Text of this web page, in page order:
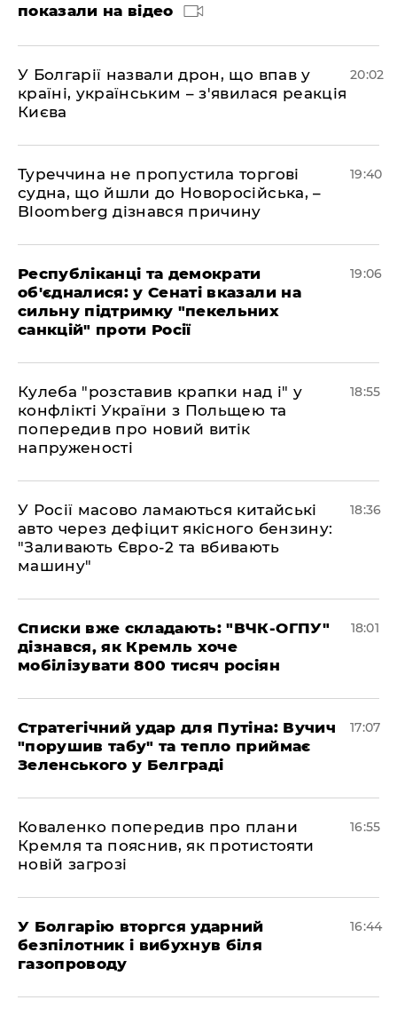
показали на відео
У Болгарії назвали дрон, що впав у
країні, українським – з'явилася реакція
Києва
20:02
Туреччина не пропустила торгові
судна, що йшли до Новоросійська, –
Bloomberg дізнався причину
19:40
Республіканці та демократи
об'єдналися: у Сенаті вказали на
сильну підтримку "пекельних
санкцій" проти Росії
19:06
Кулеба "розставив крапки над і" у
конфлікті України з Польщею та
попередив про новий витік
напруженості
18:55
У Росії масово ламаються китайські
авто через дефіцит якісного бензину:
"Заливають Євро-2 та вбивають
машину"
18:36
Списки вже складають: "ВЧК-ОГПУ"
дізнався, як Кремль хоче
мобілізувати 800 тисяч росіян
18:01
Стратегічний удар для Путіна: Вучич
"порушив табу" та тепло приймає
Зеленського у Белграді
17:07
Коваленко попередив про плани
Кремля та пояснив, як протистояти
новій загрозі
16:55
У Болгарію вторгся ударний
безпілотник і вибухнув біля
газопроводу
16:44